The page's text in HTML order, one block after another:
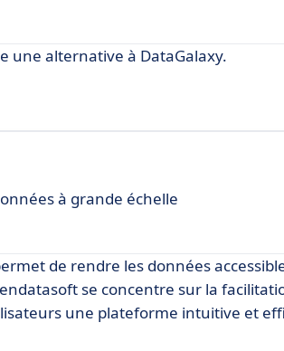
une alternative à DataGalaxy.
à grande échelle
de rendre les données
se concentre sur la
une plateforme intuitive et